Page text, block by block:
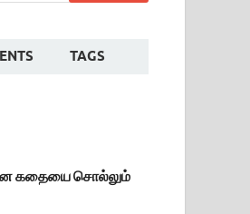
TAGS
கதையை சொல்லும்